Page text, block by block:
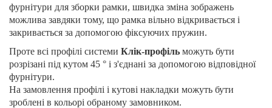
фурнітури для зборки рамки, швидка зміна зображень
можлива завдяки тому, що рамка вільно відкривається і
закривається за допомогою фіксуючих пружин.
Проте всі профілі системи Клік-профіль можуть бути
розрізані під кутом 45 ° і з'єднані за допомогою відповідної
фурнітури.
На замовлення профілі і кутові накладки можуть бути
зроблені в кольорі обраному замовником.